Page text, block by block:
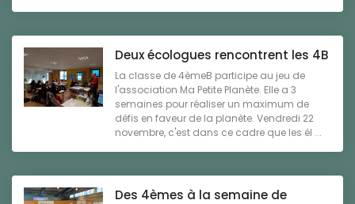
Deux écologues rencontrent les 4B
La classe de 4èmeB participe au jeu de
l'association Ma Petite Planète. Elle a 3
semaines pour réaliser un maximum de
défis en faveur de la planète. Vendredi 22
novembre, c'est dans ce cadre que les él ...
Des 4èmes à la semaine de